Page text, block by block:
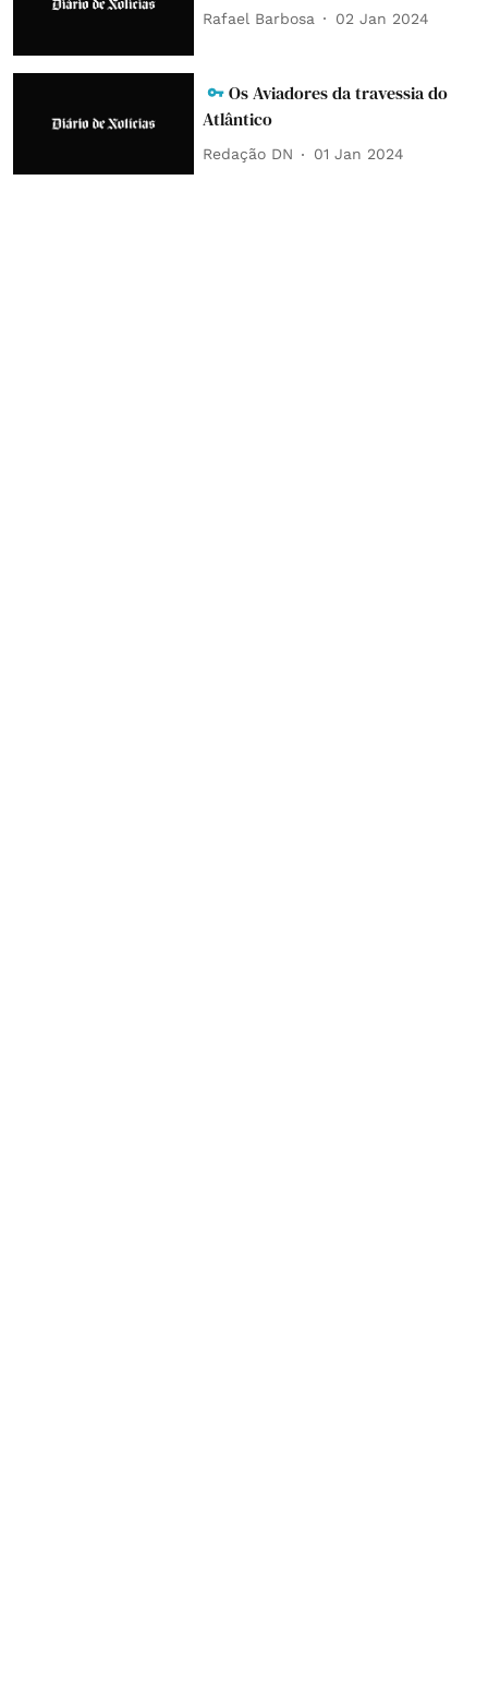
Rafael Barbosa 02 Jan 2024
Os Aviadores da travessia do
Atlântico
Redação DN 01 Jan 2024